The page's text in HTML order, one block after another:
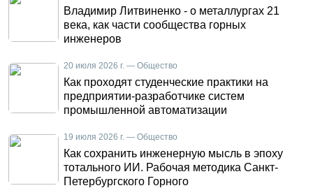
Владимир Литвиненко - о металлургах 21
века, как части сообщества горных
инженеров
20 июля 2026 г. — Общество
Как проходят студенческие практики на
предприятии-разработчике систем
промышленной автоматизации
19 июля 2026 г. — Общество
Как сохранить инженерную мысль в эпоху
тотального ИИ. Рабочая методика Санкт-
Петербургского Горного